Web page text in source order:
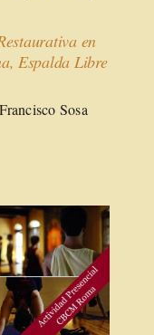
en
Espalda Libre
Francisco Sosa